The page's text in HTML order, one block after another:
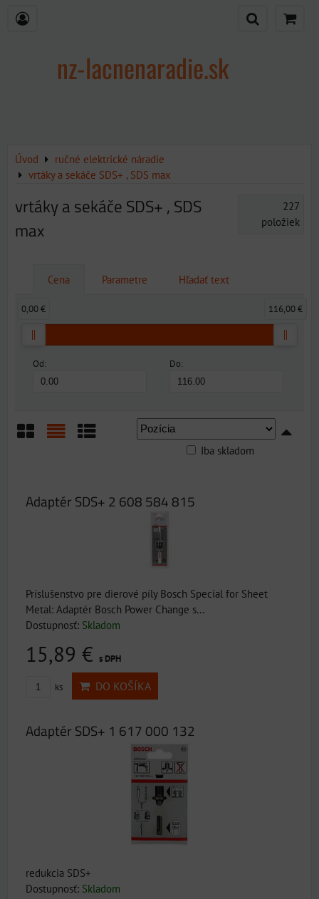
nz-lacnenaradie.sk
Úvod
ručné elektrické náradie
vrtáky a sekáče SDS+ , SDS max
vrtáky a sekáče SDS+ , SDS
max
227
položiek
Cena Parametre Hľadať text
Od: Do:
0,00 € 116,00 €
Iba skladom
Adaptér SDS+ 2 608 584 815
Príslušenstvo pre dierové píly Bosch Special for Sheet
Metal: Adaptér Bosch Power Change s...
Dostupnosť: Skladom
15,89 € s DPH
ks DO KOŠÍKA
Adaptér SDS+ 1 617 000 132
redukcia SDS+
Dostupnosť: Skladom